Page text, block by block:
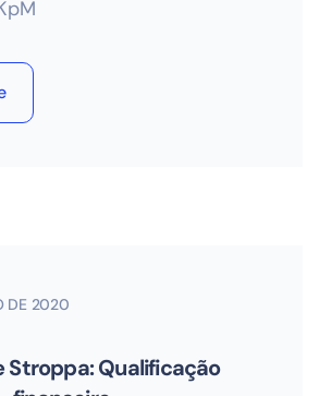
DE 2020
Stroppa: Qualificação